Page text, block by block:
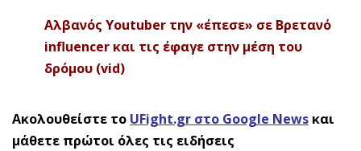
Αλβανός Youtuber την «έπεσε» σε Βρετανό
influencer και τις έφαγε στην μέση του
δρόμου (vid)
Ακολουθείστε το UFight.gr στο Google News και
μάθετε πρώτοι όλες τις ειδήσεις